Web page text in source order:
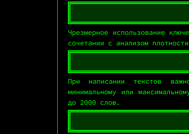
Чрезмерное использование
сочетании с анализом
При написании текстов
минимальному или
до 2000 слов.